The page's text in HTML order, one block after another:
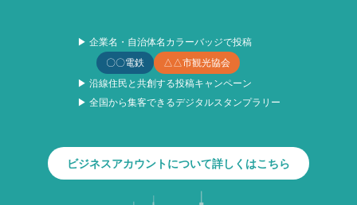
▶ 企業名・自治体名カラーバッジで投稿
〇〇電鉄
△△市観光協会
▶ 沿線住民と共創する投稿キャンペーン
▶ 全国から集客できるデジタルスタンプラリー
ビジネスアカウントについて詳しくはこちら